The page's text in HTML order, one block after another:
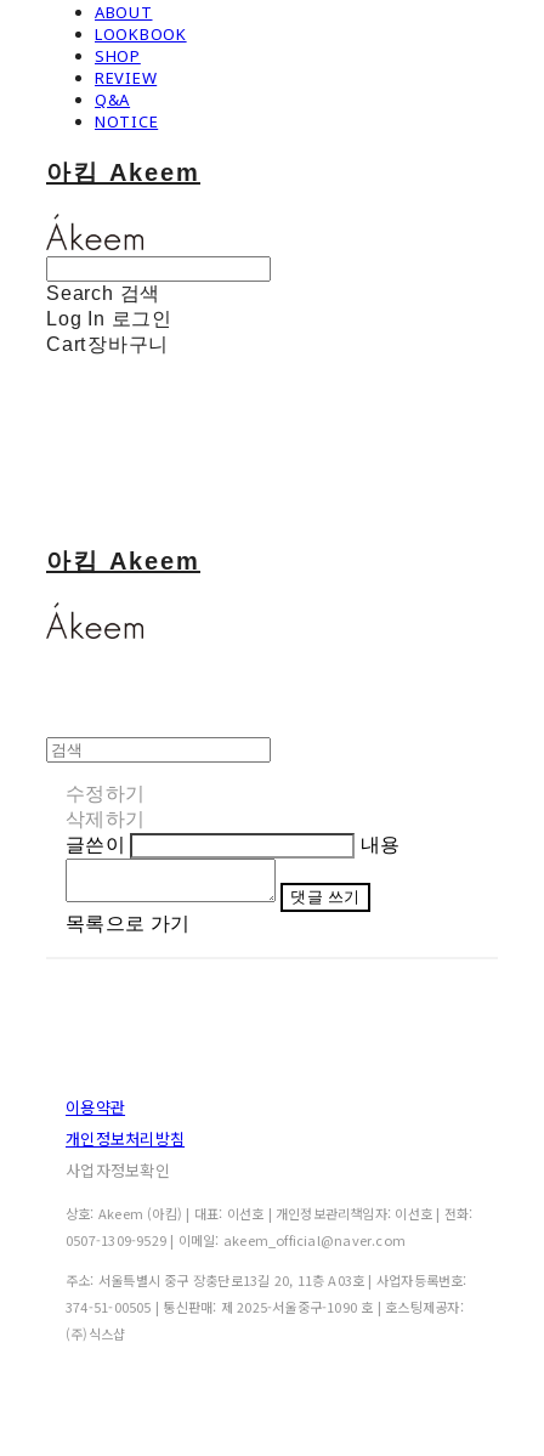
ABOUT
LOOKBOOK
SHOP
REVIEW
Q&A
NOTICE
아킴 Akeem
Search 검색
Log In 로그인
Cart장바구니
아킴 Akeem
수정하기
삭제하기
글쓴이
내용
댓글 쓰기
목록으로 가기
이용약관
개인정보처리방침
사업자정보확인
상호: Akeem (아킴) | 대표: 이선호 | 개인정보관리책임자: 이선호 | 전화:
0507-1309-9529 | 이메일: akeem_official@naver.com
주소: 서울특별시 중구 장충단로13길 20, 11층 A03호 | 사업자등록번호:
374-51-00505 | 통신판매: 제 2025-서울중구-1090 호 | 호스팅제공자:
(주)식스샵